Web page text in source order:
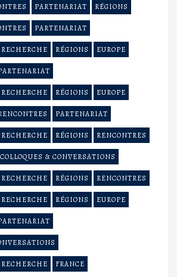
PARTENARIAT RÉGIONS
PARTENARIAT
RÉGIONS EUROPE
RÉGIONS EUROPE
PARTENARIAT
RÉGIONS RENCONTRES
COLLOQUES & CONVERSATIONS
RÉGIONS RENCONTRES
RÉGIONS EUROPE
FRANCE